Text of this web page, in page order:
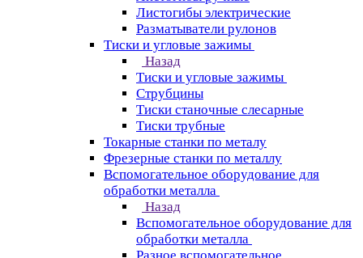
Листогибы электрические
Разматыватели рулонов
Тиски и угловые зажимы
Назад
Тиски и угловые зажимы
Струбцины
Тиски станочные слесарные
Тиски трубные
Токарные станки по металу
Фрезерные станки по металлу
Вспомогательное оборудование для
обработки металла
Назад
Вспомогательное оборудование для
обработки металла